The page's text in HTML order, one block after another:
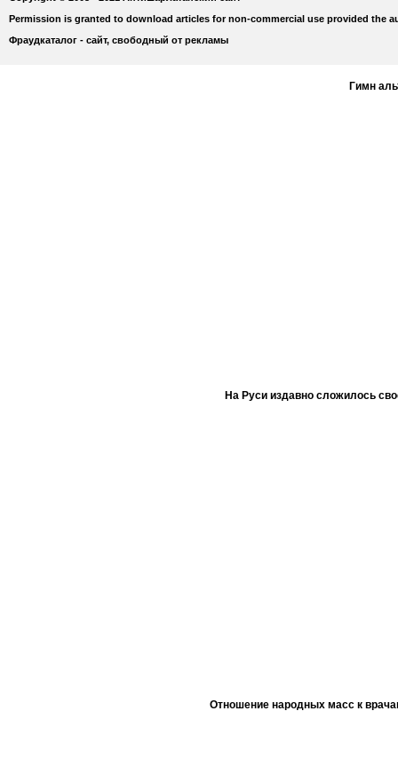
Permission is granted to download articles for non-commercial use provided the
Фраудкаталог - сайт, свободный от рекламы
Гимн
На Руси издавно сложилось
Отношение народных масс к